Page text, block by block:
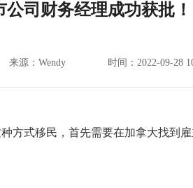
司财务经理成功获批！
来源： Wendy 时间： 2022-09-28
方式移民，首先需要在加拿大找到